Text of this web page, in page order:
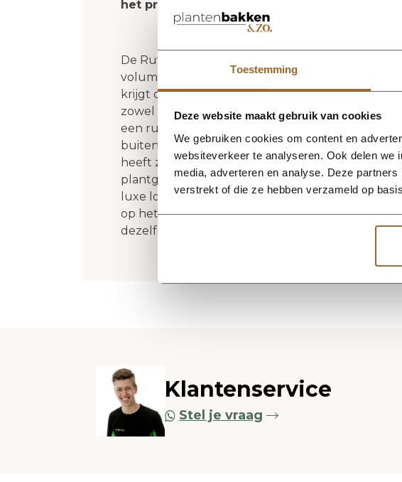
Toestemming
Deze website maakt gebruik van cookies
We gebruiken cookies om content en
websiteverkeer te analyseren. Ook delen
media, adverteren en analyse. Deze
verstrekt of die ze hebben verzameld op
het product niet op voorraad zijn, nemen we
De Ruvido Organic 80 - Ash Brown van Luca
volume en een verzorgde uitstraling in elke
krijgt deze plantenbak een herkenbaar silhouet
zowel moderne als natuurlijke interieurs. De
een rustige, stijlvolle basis en laat groen extra
buitenformaat is 80 x 80 x 60 cm, waardoor de
heeft zonder zijn elegante vorm te verliezen.
plantgat Ø57-74 en inhoud 220 liter. De
luxe look en maakt deze plantenbak geschikt
op het terras of in de tuin. Combineer meerdere
dezelfde serie voor een krachtig en harmonieus
Klantenservice
Stel je vraag